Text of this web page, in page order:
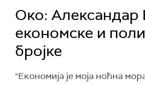
Око: Александар
економске и
бројке
"Економија је моја ноћна